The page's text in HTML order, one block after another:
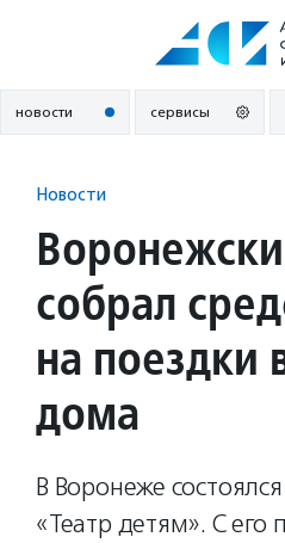
новости сервисы
Новости
собрал
на поездки
дома
В Воронеже
«Театр детям». С